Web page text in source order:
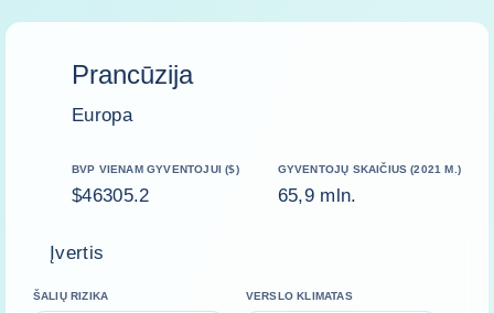
Prancūzija
Europa
BVP VIENAM GYVENTOJUI ($)
$46305.2
GYVENTOJŲ SKAIČIUS (2021 M.)
65,9 mln.
Įvertis
ŠALIŲ RIZIKA VERSLO KLIMATAS